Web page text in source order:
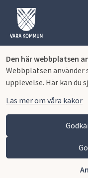
Den här webbplatsen
Webbplatsen
upplevelse. Här kan du
Läs mer om våra kakor
Vara kommun
Bygga nytt, ändra eller